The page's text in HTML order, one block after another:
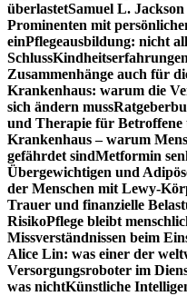
überlastetSamuel L.
Prominenten mit
einPflegeausbildung: nicht
Schluss
Zusammenhänge auch für
Krankenhaus: warum die
sich ändern muss
und Therapie für Betroffene
Krankenhaus – warum
gefährdet sindMetformin
Übergewichtigen und
der Menschen mit Lewy-
Trauer und finanzielle
RisikoPflege bleibt
Missverständnissen beim
Alice Lin: was einer der
Versorgungsroboter im
was nichtKünstliche